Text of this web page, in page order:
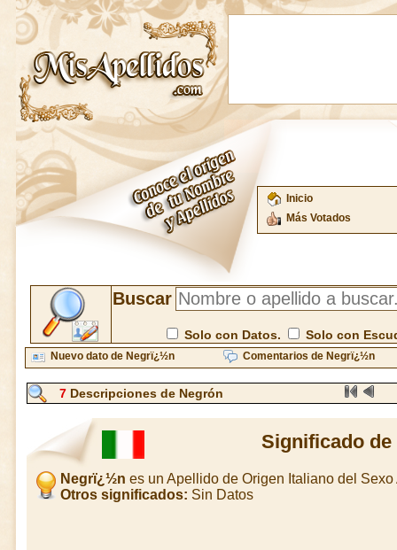
Inicio
Más Votados
Buscar
Solo con Datos. Solo con
Nuevo dato de Negrï¿½n Comentarios de Negrï¿½n
7Descripciones de Negrón
Significado
Negrï¿½n es un Apellido de Origen Italiano del Sexo
Otros significados: Sin Datos